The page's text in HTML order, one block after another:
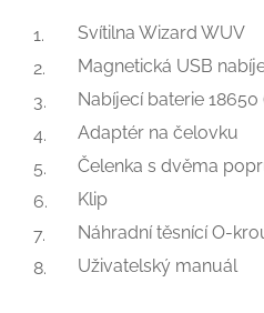
Svítilna Wizard WUV
Magnetická USB
Nabíjecí baterie 18650
Adaptér na čelovku
Čelenka s dvěma
Klip
Náhradní těsnící O-
Uživatelský manuál